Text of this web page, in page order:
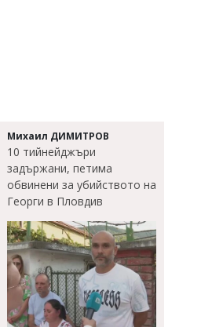
Михаил ДИМИТРОВ
10 тийнейджъри
задържани, петима
обвинени за убийството на
Георги в Пловдив